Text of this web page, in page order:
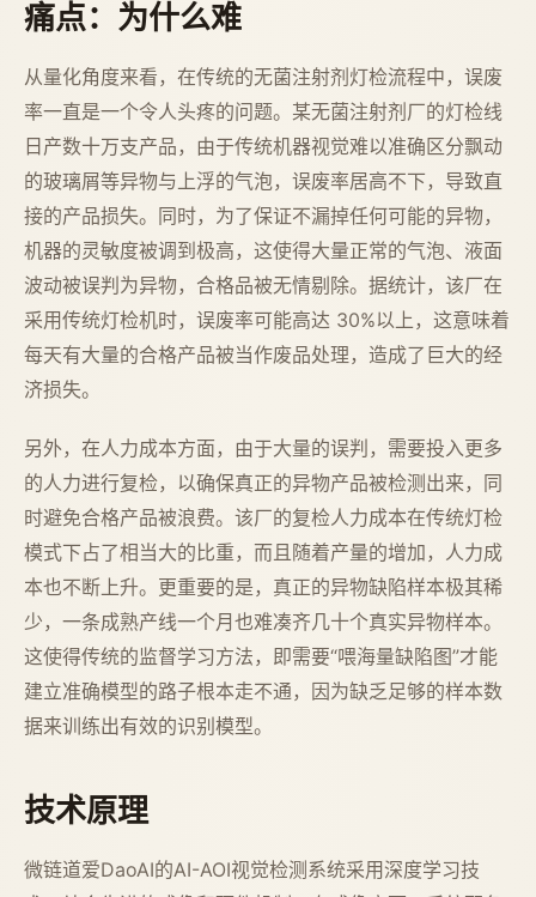
痛点：为什么难
从量化角度来看，在传统的无菌注射剂灯检流程中，误废
率一直是一个令人头疼的问题。某无菌注射剂厂的灯检线
日产数十万支产品，由于传统机器视觉难以准确区分飘动
的玻璃屑等异物与上浮的气泡，误废率居高不下，导致直
接的产品损失。同时，为了保证不漏掉任何可能的异物，
机器的灵敏度被调到极高，这使得大量正常的气泡、液面
波动被误判为异物，合格品被无情剔除。据统计，该厂在
采用传统灯检机时，误废率可能高达 30%以上，这意味着
每天有大量的合格产品被当作废品处理，造成了巨大的经
济损失。
另外，在人力成本方面，由于大量的误判，需要投入更多
的人力进行复检，以确保真正的异物产品被检测出来，同
时避免合格产品被浪费。该厂的复检人力成本在传统灯检
模式下占了相当大的比重，而且随着产量的增加，人力成
本也不断上升。更重要的是，真正的异物缺陷样本极其稀
少，一条成熟产线一个月也难凑齐几十个真实异物样本。
这使得传统的监督学习方法，即需要“喂海量缺陷图”才能
建立准确模型的路子根本走不通，因为缺乏足够的样本数
据来训练出有效的识别模型。
技术原理
微链道爱DaoAI的AI-AOI视觉检测系统采用深度学习技